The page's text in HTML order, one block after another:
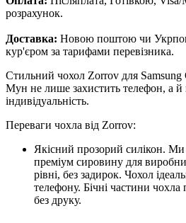
розрахунок.
Доставка: Новою поштою чи
кур'єром за тарифами перевізника.
Стильний чохол Zorrov для
Мун не лише захистить телефон, а й
індивідуальність.
Переваги чохла від Zorrov:
Якісний прозорий силікон.
преміум сировину для
рівні, без задирок. Чохол
телефону. Бічні частини чохла
без друку.